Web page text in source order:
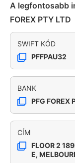
A legfontosabb
FOREX PTY LTD
SWIFT KÓD
PFFPAU32
BANK
PFG FOREX
CÍM
FLOOR 2
E,